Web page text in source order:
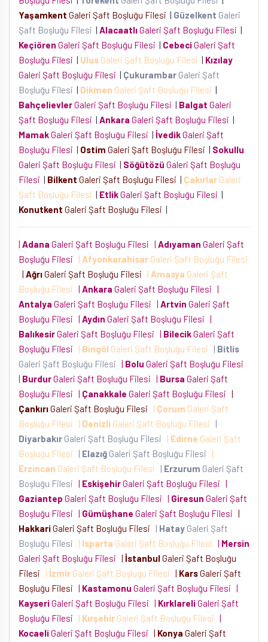
Yaşamkent Galeri Şaft Boşluğu Filesi | Güzelkent Galeri
Şaft Boşluğu Filesi | AlacaatlıGaleri Şaft Boşluğu Filesi |
Keçiören Galeri Şaft Boşluğu Filesi | CebeciGaleri Şaft
Boşluğu Filesi | Ulus Galeri Şaft Boşluğu Filesi | Kızılay
Galeri Şaft Boşluğu Filesi | Çukurambar Galeri Şaft
Boşluğu Filesi | Dikmen Galeri Şaft Boşluğu Filesi |
BahçelievlerGaleri Şaft Boşluğu Filesi | Balgat Galeri
Şaft Boşluğu Filesi | Ankara Galeri Şaft Boşluğu Filesi |
MamakGaleri Şaft Boşluğu Filesi | İvedikGaleri Şaft
Boşluğu Filesi | Ostim Galeri Şaft Boşluğu Filesi | Sokullu
Galeri Şaft Boşluğu Filesi | Söğütözü Galeri Şaft Boşluğu
Filesi | Bilkent Galeri Şaft Boşluğu Filesi | Çakırlar Galeri
Şaft Boşluğu Filesi | EtlikGaleri Şaft Boşluğu Filesi |
Konutkent Galeri Şaft Boşluğu Filesi |
| Adana Galeri Şaft Boşluğu Filesi | Adıyaman Galeri Şaft
Boşluğu Filesi
| Afyonkarahisar Galeri Şaft Boşluğu Filesi
| AğrıGaleri Şaft Boşluğu Filesi | Amasya Galeri Şaft
Boşluğu Filesi | Ankara Galeri Şaft Boşluğu Filesi |
Antalya Galeri Şaft Boşluğu Filesi | Artvin Galeri Şaft
Boşluğu Filesi | Aydın Galeri Şaft Boşluğu Filesi |
BalıkesirGaleri Şaft Boşluğu Filesi | BilecikGaleri Şaft
Boşluğu Filesi
| Bingöl Galeri Şaft Boşluğu Filesi | Bitlis
Galeri Şaft Boşluğu Filesi | Bolu Galeri Şaft Boşluğu Filesi
| BurdurGaleri Şaft Boşluğu Filesi | Bursa Galeri Şaft
Boşluğu Filesi | Çanakkale Galeri Şaft Boşluğu Filesi |
ÇankırıGaleri Şaft Boşluğu Filesi | Çorum Galeri Şaft
Boşluğu Filesi
| Denizli Galeri Şaft Boşluğu Filesi
|
Diyarbakır Galeri Şaft Boşluğu Filesi | Edirne Galeri Şaft
Boşluğu Filesi
| Elazığ Galeri Şaft Boşluğu Filesi
|
Erzincan Galeri Şaft Boşluğu Filesi | Erzurum Galeri Şaft
Boşluğu Filesi | EskişehirGaleri Şaft Boşluğu Filesi |
Gaziantep Galeri Şaft Boşluğu Filesi | Giresun Galeri Şaft
Boşluğu Filesi | Gümüşhane Galeri Şaft Boşluğu Filesi |
HakkariGaleri Şaft Boşluğu Filesi | Hatay Galeri Şaft
Boşluğu Filesi
| Isparta Galeri Şaft Boşluğu Filesi | Mersin
Galeri Şaft Boşluğu Filesi | İstanbulGaleri Şaft Boşluğu
Filesi
| İzmir Galeri Şaft Boşluğu Filesi | KarsGaleri Şaft
Boşluğu Filesi | Kastamonu Galeri Şaft Boşluğu Filesi |
KayseriGaleri Şaft Boşluğu Filesi | KırklareliGaleri Şaft
Boşluğu Filesi
| Kırşehir Galeri Şaft Boşluğu Filesi |
KocaeliGaleri Şaft Boşluğu Filesi | Konya Galeri Şaft